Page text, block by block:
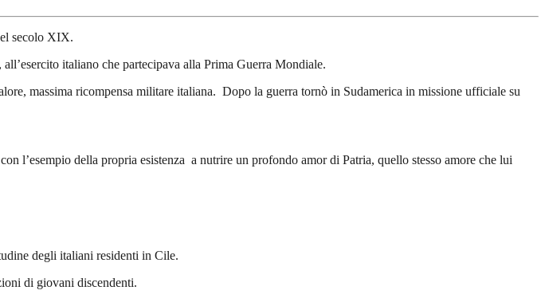
secolo XIX.
italiano che partecipava alla Prima Guerra Mondiale.
massima ricompensa militare italiana. Dopo la guerra tornò in Sudamerica in missione ufficiale su
l’esempio della propria esistenza a nutrire un profondo amor di Patria, quello stesso amore che lui
degli italiani residenti in Cile.
di giovani discendenti.